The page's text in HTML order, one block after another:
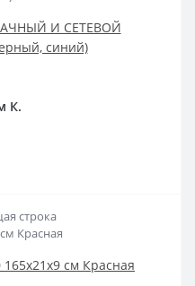
И СЕТЕВОЙ
синий)
К.
165x21x9 см Красная